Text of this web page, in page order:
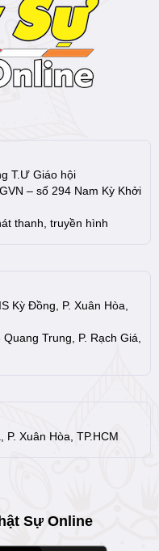
T.Ư Giáo hội
– số 294 Nam Kỳ Khởi
thanh, truyền hình
Kỳ Đồng, P. Xuân Hòa,
Quang Trung, P. Rạch Giá,
Xuân Hòa, TP.HCM
Sự Online